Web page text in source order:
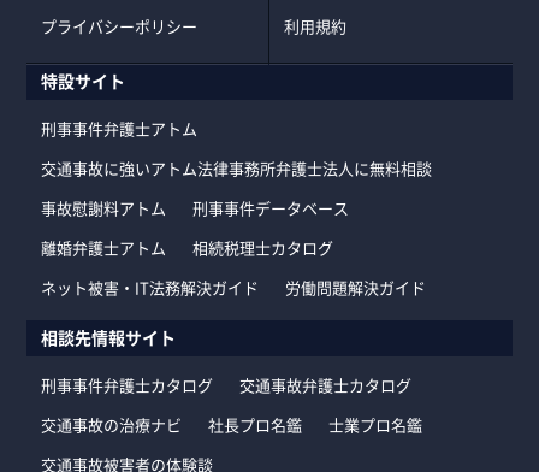
プライバシーポリシー 利用規約
特設サイト
刑事事件弁護士アトム
交通事故に強いアトム法律事務所弁護士法人に無料相談
事故慰謝料アトム 刑事事件データベース
離婚弁護士アトム 相続税理士カタログ
ネット被害・IT法務解決ガイド 労働問題解決ガイド
相談先情報サイト
刑事事件弁護士カタログ 交通事故弁護士カタログ
交通事故の治療ナビ 社長プロ名鑑 士業プロ名鑑
交通事故被害者の体験談